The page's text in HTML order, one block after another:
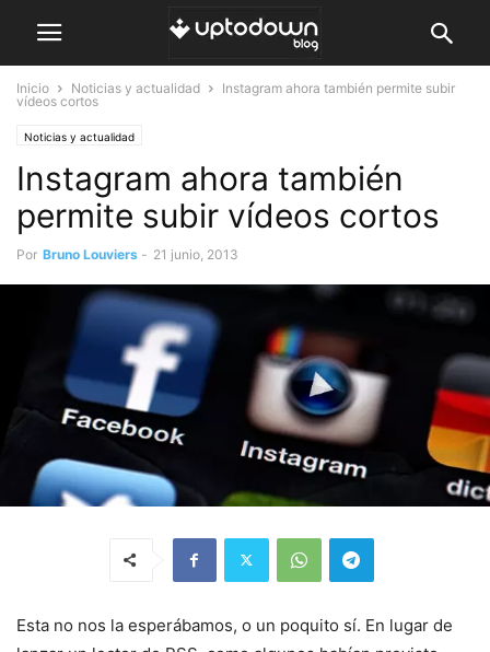
Inicio Noticias y actualidad
Instagram ahora también permite subir
vídeos cortos
Noticias y actualidad
Instagram ahora también
permite subir vídeos cortos
Por Bruno Louviers - 21 junio, 2013
Esta no nos la esperábamos, o un poquito sí. En lugar de